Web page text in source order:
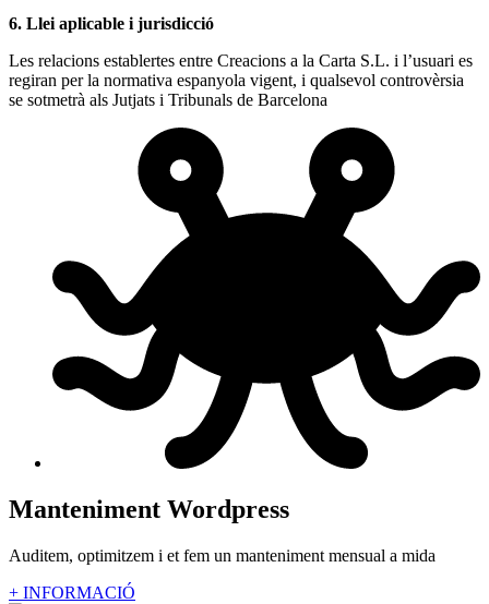
6. Llei aplicable i jurisdicció
Les relacions establertes entre Creacions a la Carta S.L. i l’usuari es
regiran per la normativa espanyola vigent, i qualsevol controvèrsia
se sotmetrà als Jutjats i Tribunals de Barcelona
Manteniment Wordpress
Auditem, optimitzem i et fem un manteniment mensual a mida
+ INFORMACIÓ